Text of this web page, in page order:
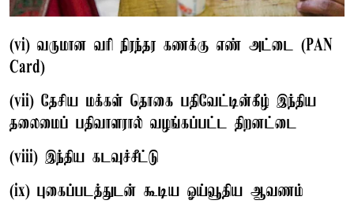
(vi) வருமான வரி நிரந்தர கணக்கு எண் அட்டை (PAN
Card)
(vii) தேசிய மக்கள் தொகை பதிவேட்டின்கீழ் இந்திய
தலைமைப் பதிவாளரால் வழங்கப்பட்ட திறனட்டை
(viii) இந்திய கடவுச்சீட்டு
(ix) புகைப்படத்துடன் கூடிய ஓய்வூதிய ஆவணம்